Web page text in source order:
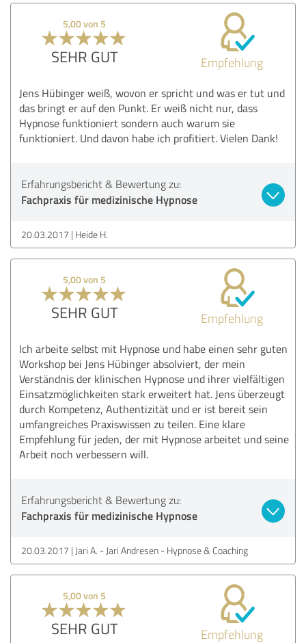
5,00 von 5
SEHR GUT Empfehlung
Jens Hübinger weiß, wovon er spricht und was er tut und
das bringt er auf den Punkt. Er weiß nicht nur, dass
Hypnose funktioniert sondern auch warum sie
funktioniert. Und davon habe ich profitiert. Vielen Dank!
Erfahrungsbericht & Bewertung zu:
Fachpraxis für medizinische Hypnose
20.03.2017 Heide H.
5,00 von 5
SEHR GUT Empfehlung
Ich arbeite selbst mit Hypnose und habe einen sehr guten
Workshop bei Jens Hübinger absolviert, der mein
Verständnis der klinischen Hypnose und ihrer vielfältigen
Einsatzmöglichkeiten stark erweitert hat. Jens überzeugt
durch Kompetenz, Authentizität und er ist bereit sein
umfangreiches Praxiswissen zu teilen. Eine klare
Empfehlung für jeden, der mit Hypnose arbeitet und seine
Arbeit noch verbessern will.
Erfahrungsbericht & Bewertung zu:
Fachpraxis für medizinische Hypnose
20.03.2017 Jari A. - Jari Andresen - Hypnose & Coaching
5,00 von 5
SEHR GUT Empfehlung